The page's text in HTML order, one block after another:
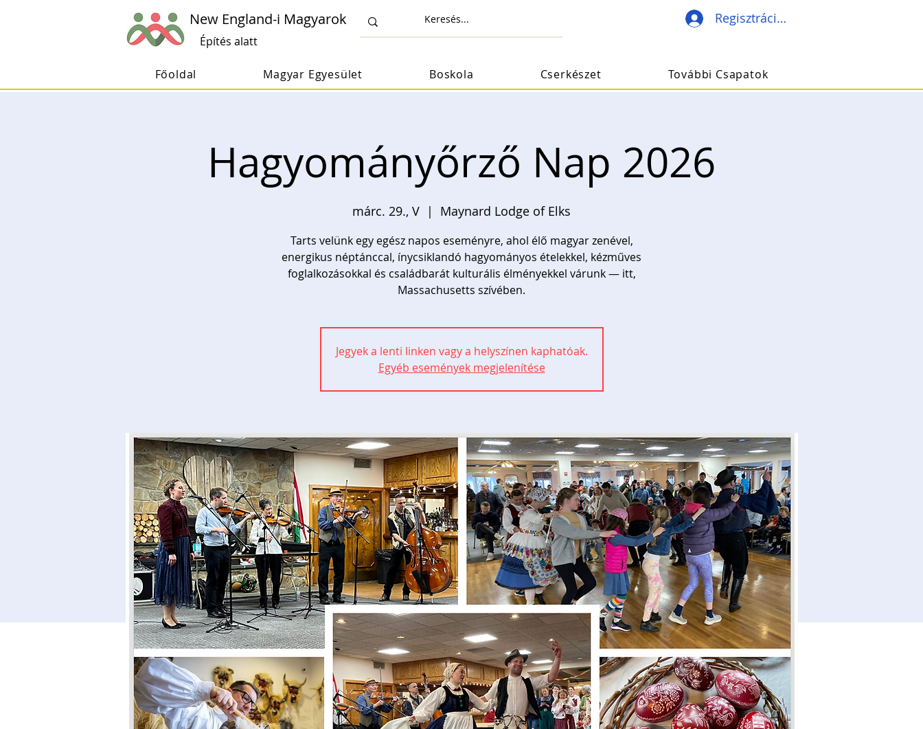
New England-i Magyarok
Építés alatt
Regisztráció/Belépés
Főoldal Magyar Egyesület Boskola Cserkészet További Csapatok
Hagyományőrző Nap 2026
márc. 29., V
  |
Maynard Lodge of Elks
Tarts velünk egy egész napos eseményre, ahol élő magyar zenével,
energikus néptánccal, ínycsiklandó hagyományos ételekkel, kézműves
foglalkozásokkal és családbarát kulturális élményekkel várunk — itt,
Massachusetts szívében.
Jegyek a lenti linken vagy a helyszínen kaphatóak.
Egyéb események megjelenítése